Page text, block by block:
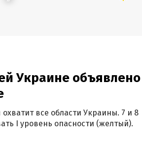
Украине объявлено
все области Украины. 7 и 8
I уровень опасности (желтый).